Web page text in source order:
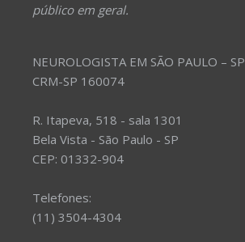
público em geral.
NEUROLOGISTA EM SÃO PAULO – SP
CRM-SP 160074
R. Itapeva, 518 - sala 1301
Bela Vista - São Paulo - SP
CEP: 01332-904
Telefones:
(11) 3504-4304